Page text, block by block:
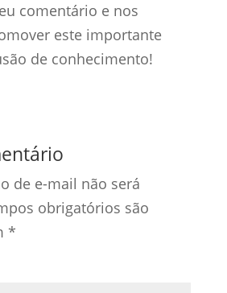
comentário e nos
este importante
de conhecimento!
de e-mail não será
obrigatórios são
*